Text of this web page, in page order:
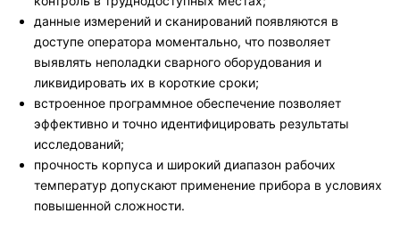
данные измерений и сканирований появляются в
доступе оператора моментально, что позволяет
выявлять неполадки сварного оборудования и
ликвидировать их в короткие сроки;
встроенное программное обеспечение позволяет
эффективно и точно идентифицировать результаты
исследований;
прочность корпуса и широкий диапазон рабочих
температур допускают применение прибора в условиях
повышенной сложности.